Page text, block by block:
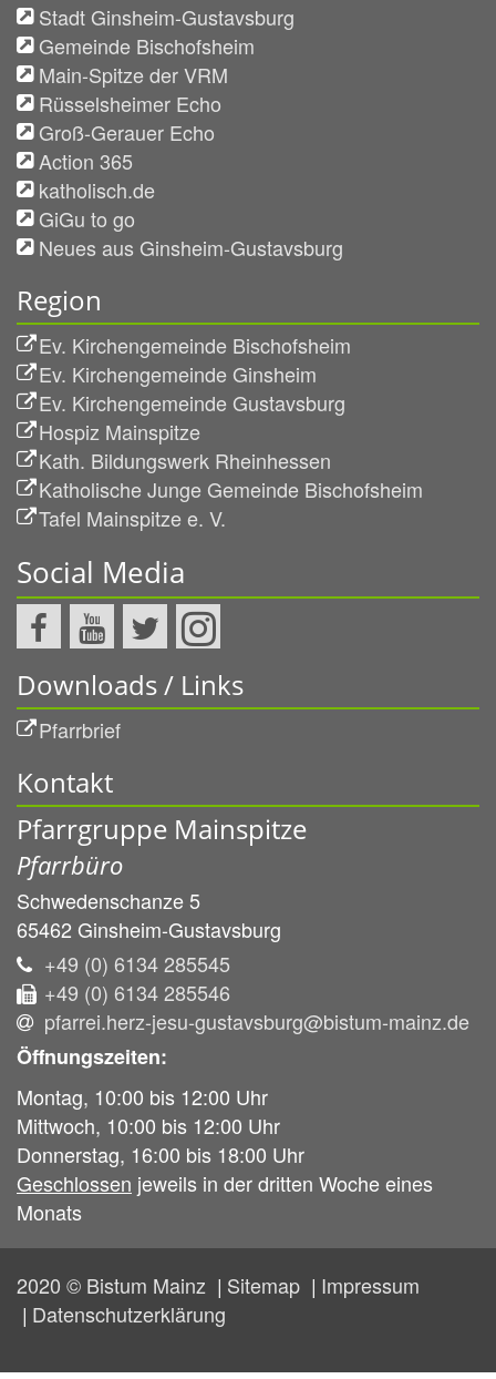
Stadt Ginsheim-Gustavsburg
Gemeinde Bischofsheim
Main-Spitze der VRM
Rüsselsheimer Echo
Groß-Gerauer Echo
Action 365
katholisch.de
GiGu to go
Neues aus Ginsheim-Gustavsburg
Region
Ev. Kirchengemeinde Bischofsheim
Ev. Kirchengemeinde Ginsheim
Ev. Kirchengemeinde Gustavsburg
Hospiz Mainspitze
Kath. Bildungswerk Rheinhessen
Katholische Junge Gemeinde Bischofsheim
Tafel Mainspitze e. V.
Social Media
Downloads / Links
Pfarrbrief
Kontakt
Pfarrgruppe Mainspitze
Pfarrbüro
Schwedenschanze 5
65462 Ginsheim-Gustavsburg
+49 (0) 6134 285545
+49 (0) 6134 285546
pfarrei.herz-jesu-gustavsburg@bistum-mainz.de
Öffnungszeiten:
Montag, 10:00 bis 12:00 Uhr
Mittwoch, 10:00 bis 12:00 Uhr
Donnerstag, 16:00 bis 18:00 Uhr
Geschlossen jeweils in der dritten Woche eines
Monats
2020 © Bistum Mainz Sitemap
Impressum
Datenschutzerklärung